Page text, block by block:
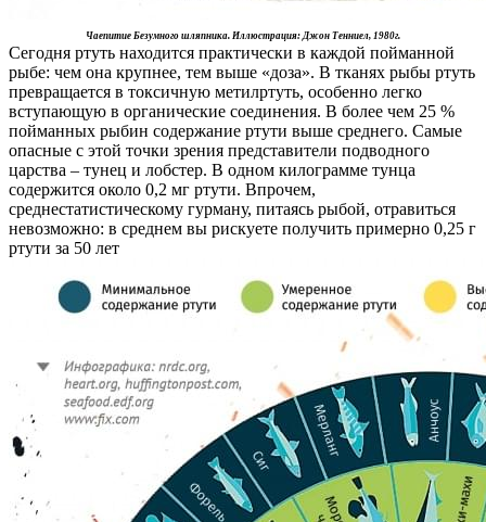
Чаепитие Безумного шляпника. Иллюстрация: Джон Тенниел, 1980г.
Сегодня ртуть находится практически в каждой пойманной
рыбе: чем она крупнее, тем выше «доза». В тканях рыбы ртуть
превращается в токсичную метилртуть, особенно легко
вступающую в органические соединения. В более чем 25 %
пойманных рыбин содержание ртути выше среднего. Самые
опасные с этой точки зрения представители подводного
царства – тунец и лобстер. В одном килограмме тунца
содержится около 0,2 мг ртути. Впрочем,
среднестатистическому гурману, питаясь рыбой, отравиться
невозможно: в среднем вы рискуете получить примерно 0,25 г
ртути за 50 лет